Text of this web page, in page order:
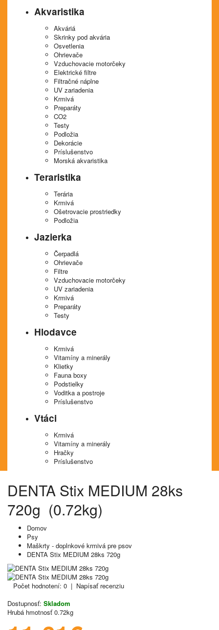
Akvaristika
Akváriá
Skrinky pod akvária
Osvetlenia
Ohrievače
Vzduchovacie motorčeky
Elektrické filtre
Filtračné náplne
UV zariadenia
Krmivá
Preparáty
CO2
Testy
Podložia
Dekorácie
Príslušenstvo
Morská akvaristika
Teraristika
Terária
Krmivá
Ošetrovacie prostriedky
Podložia
Jazierka
Čerpadlá
Ohrievače
Filtre
Vzduchovacie motorčeky
UV zariadenia
Krmivá
Preparáty
Testy
Hlodavce
Krmivá
Vitamíny a minerály
Klietky
Fauna boxy
Podstielky
Voditka a postroje
Príslušenstvo
Vtáci
Krmivá
Vitamíny a minerály
Hračky
Príslušenstvo
DENTA Stix MEDIUM 28ks
720g (0.72kg)
Domov
Psy
Maškrty - doplnkové krmivá pre psov
DENTA Stix MEDIUM 28ks 720g
Počet hodnotení: 0 | Napísať recenziu
Dostupnosť: Skladom
Hrubá hmotnosť 0.72kg